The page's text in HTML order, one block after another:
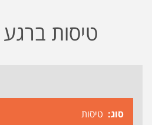
טיסות
סוג